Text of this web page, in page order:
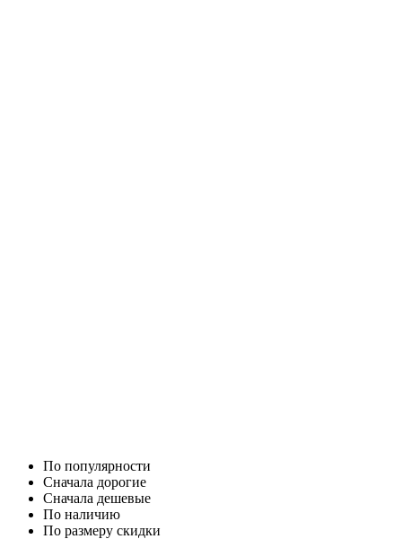
По популярности
Cначала дорогие
Cначала дешевые
По наличию
По размеру скидки